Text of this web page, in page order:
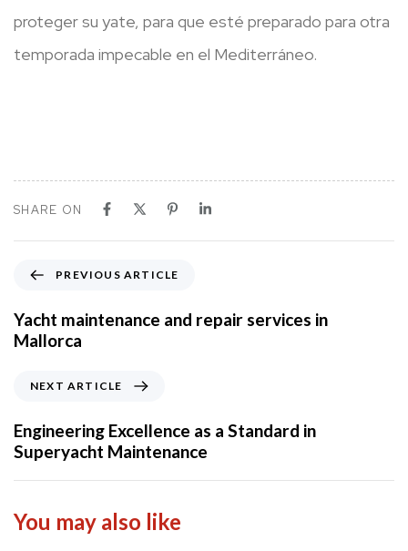
proteger su yate, para que esté preparado para otra
temporada impecable en el Mediterráneo.
SHARE ON
e
v
i
A
r
t
c
PREVIOUS ARTICLE
Yacht maintenance and repair services in
Mallorca
x
t
A
r
NEXT ARTICLE
Engineering Excellence as a Standard in
Superyacht Maintenance
You may also like